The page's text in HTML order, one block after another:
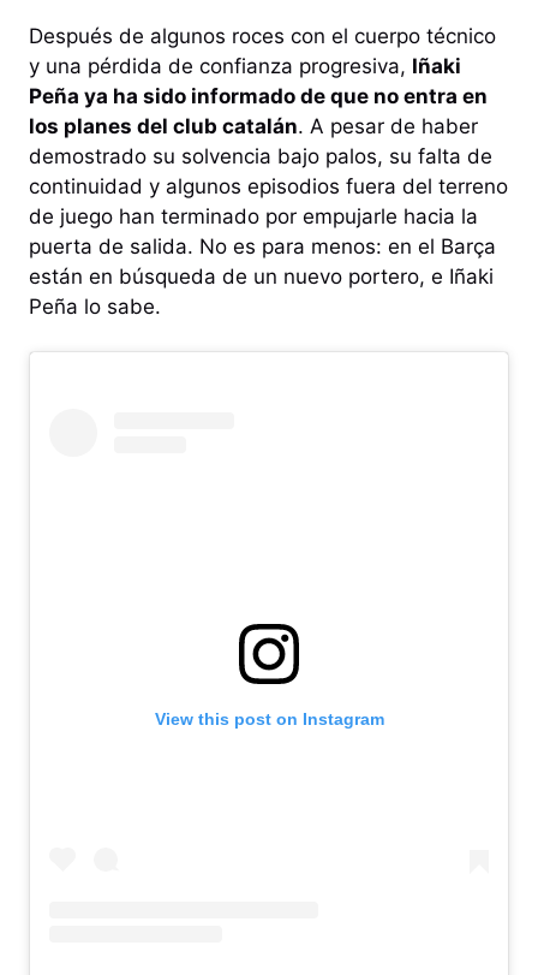
Después de algunos roces con el cuerpo técnico
y una pérdida de confianza progresiva, Iñaki
Peña ya ha sido informado de que no entra en
los planes del club catalán. A pesar de haber
demostrado su solvencia bajo palos, su falta de
continuidad y algunos episodios fuera del terreno
de juego han terminado por empujarle hacia la
puerta de salida. No es para menos: en el Barça
están en búsqueda de un nuevo portero, e Iñaki
Peña lo sabe.
View this post on Instagram